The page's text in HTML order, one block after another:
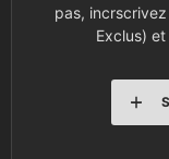
pas,
Exclus)